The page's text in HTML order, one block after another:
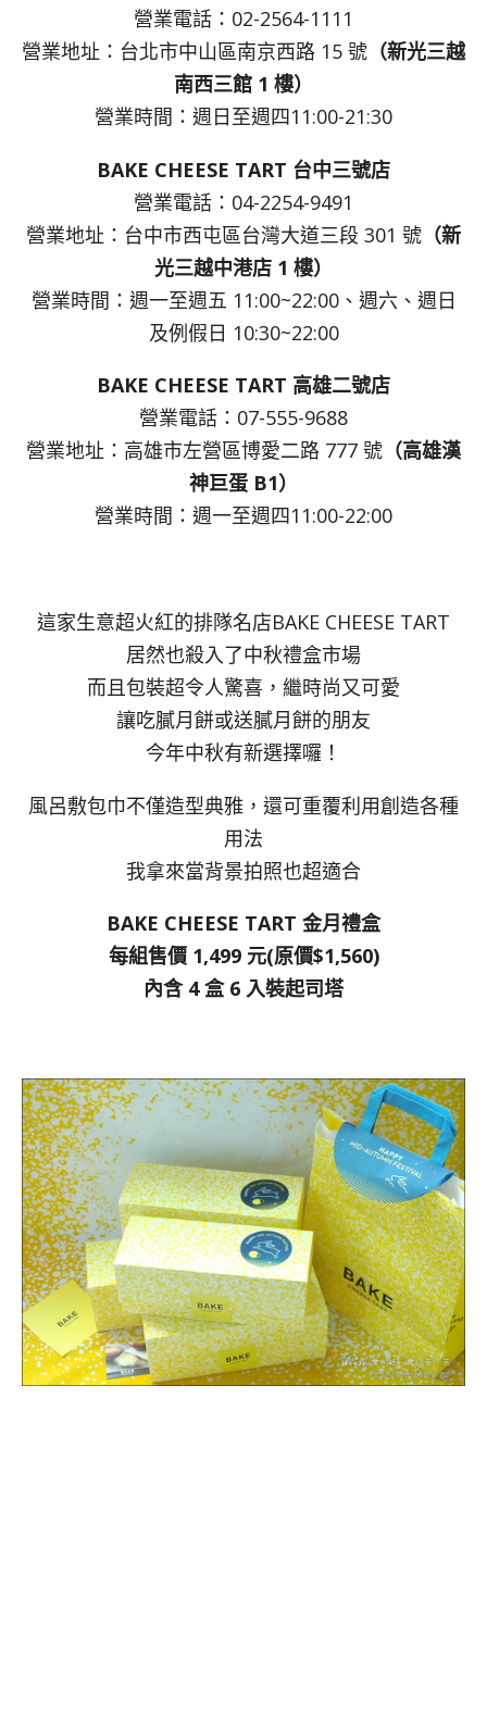
營業電話：02-2564-1111
營業地址：台北市中山區南京西路 15 號 （新光三越
南西三館 1 樓）
營業時間：週日至週四11:00-21:30
BAKE CHEESE TART 台中三號店
營業電話：04-2254-9491
營業地址：台中市西屯區台灣大道三段 301 號 （新
光三越中港店 1 樓）
營業時間：週一至週五 11:00~22:00、週六、週日
及例假日 10:30~22:00
BAKE CHEESE TART 高雄二號店
營業電話：07-555-9688
營業地址：高雄市左營區博愛二路 777 號 （高雄漢
神巨蛋 B1）
營業時間：週一至週四11:00-22:00
這家生意超火紅的排隊名店BAKE CHEESE TART
居然也殺入了中秋禮盒市場
而且包裝超令人驚喜，繼時尚又可愛
讓吃膩月餅或送膩月餅的朋友
今年中秋有新選擇囉！
風呂敷包巾不僅造型典雅，還可重覆利用創造各種
用法
我拿來當背景拍照也超適合
BAKE CHEESE TART 金月禮盒
每組售價 1,499 元(原價$1,560)
內含 4 盒 6 入裝起司塔